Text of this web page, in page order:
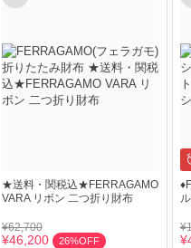
★送料・関税込★FERRAGAMO
VARA リボン 二つ折り財布
¥62,700
¥46,200 26%OFF